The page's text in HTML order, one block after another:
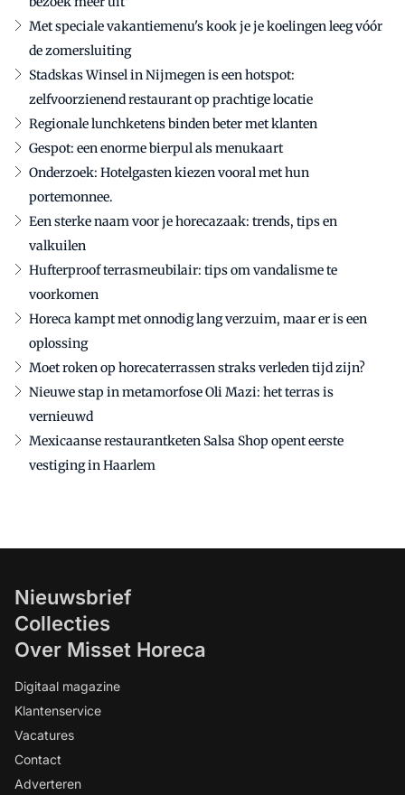
Met speciale vakantiemenu's kook je je koelingen leeg vóór
de zomersluiting
Stadskas Winsel in Nijmegen is een hotspot:
zelfvoorzienend restaurant op prachtige locatie
Regionale lunchketens binden beter met klanten
Gespot: een enorme bierpul als menukaart
Onderzoek: Hotelgasten kiezen vooral met hun
portemonnee.
Een sterke naam voor je horecazaak: trends, tips en
valkuilen
Hufterproof terrasmeubilair: tips om vandalisme te
voorkomen
Horeca kampt met onnodig lang verzuim, maar er is een
oplossing
Moet roken op horecaterrassen straks verleden tijd zijn?
Nieuwe stap in metamorfose Oli Mazi: het terras is
vernieuwd
Mexicaanse restaurantketen Salsa Shop opent eerste
vestiging in Haarlem
Nieuwsbrief
Collecties
Over Misset Horeca
Digitaal magazine
Klantenservice
Vacatures
Contact
Adverteren